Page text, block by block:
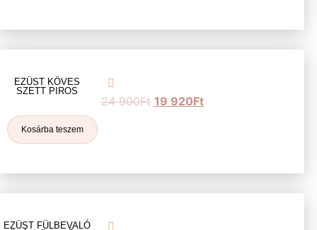
EZÜST KÖVES
SZETT PIROS
24 900Ft 19 920Ft
Kosárba teszem
EZÜST FÜLBEVALÓ